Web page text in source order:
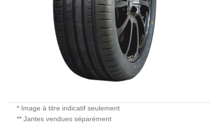
* Image à titre indicatif seulement
** Jantes vendues séparément